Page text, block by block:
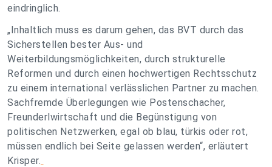
eindringlich.
„Inhaltlich muss es darum gehen, das BVT durch das
Sicherstellen bester Aus- und
Weiterbildungsmöglichkeiten, durch strukturelle
Reformen und durch einen hochwertigen Rechtsschutz
zu einem international verlässlichen Partner zu machen.
Sachfremde Überlegungen wie Postenschacher,
Freunderlwirtschaft und die Begünstigung von
politischen Netzwerken, egal ob blau, türkis oder rot,
müssen endlich bei Seite gelassen werden“, erläutert
Krisper.